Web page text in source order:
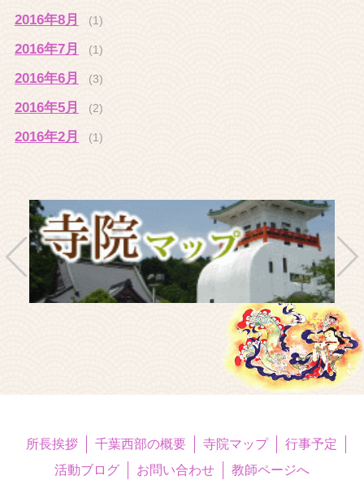
2016年8月 (1)
2016年7月 (1)
2016年6月 (3)
2016年5月 (2)
2016年2月 (1)
所長挨拶 千葉西部の概要 寺院マップ
行事予定
活動ブログ
お問い合わせ 教師ページへ